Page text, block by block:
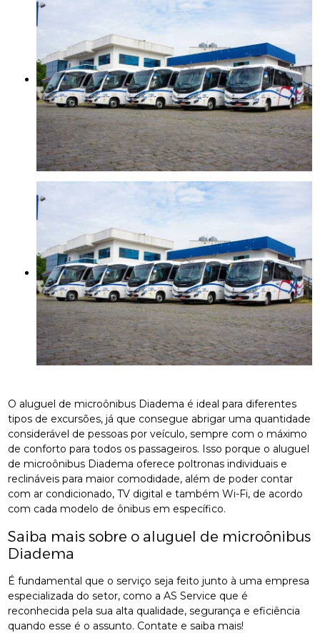
O aluguel de microônibus Diadema é ideal para diferentes
tipos de excursões, já que consegue abrigar uma quantidade
considerável de pessoas por veículo, sempre com o máximo
de conforto para todos os passageiros. Isso porque o aluguel
de microônibus Diadema oferece poltronas individuais e
reclináveis para maior comodidade, além de poder contar
com ar condicionado, TV digital e também Wi-Fi, de acordo
com cada modelo de ônibus em específico.
Saiba mais sobre o aluguel de microônibus
Diadema
É fundamental que o serviço seja feito junto à uma empresa
especializada do setor, como a AS Service que é
reconhecida pela sua alta qualidade, segurança e eficiência
quando esse é o assunto. Contate e saiba mais!